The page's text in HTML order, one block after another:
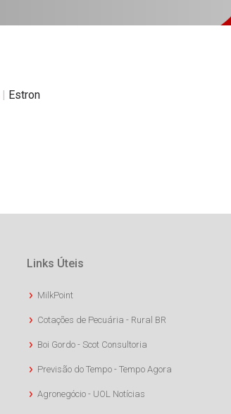
| Estron
Links Úteis
MilkPoint
Cotações de Pecuária - Rural BR
Boi Gordo - Scot Consultoria
Previsão do Tempo - Tempo Agora
Agronegócio - UOL Notícias